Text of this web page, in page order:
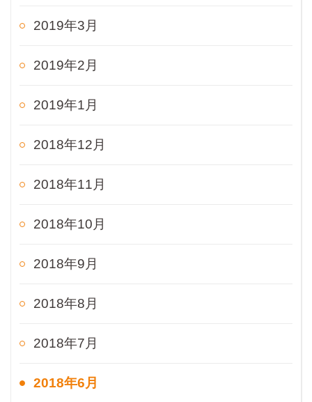
2019年3月
2019年2月
2019年1月
2018年12月
2018年11月
2018年10月
2018年9月
2018年8月
2018年7月
2018年6月